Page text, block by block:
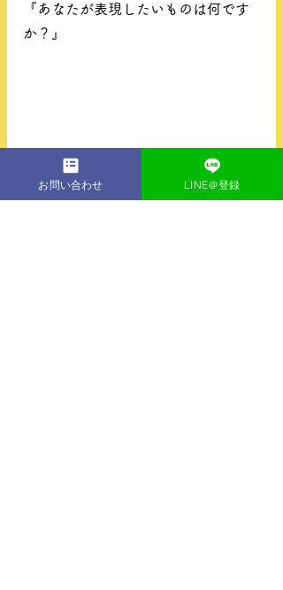
『あなたが表現したいものは何です
か？』
お問い合わせ LINE＠登録